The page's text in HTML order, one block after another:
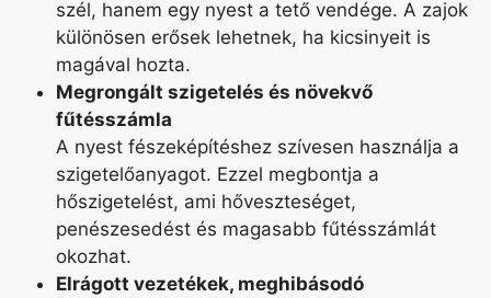
szél, hanem egy nyest a tető vendége. A zajok
különösen erősek lehetnek, ha kicsinyeit is
magával hozta.
Megrongált szigetelés és növekvő
fűtésszámla
A nyest fészeképítéshez szívesen használja a
szigetelőanyagot. Ezzel megbontja a
hőszigetelést, ami hőveszteséget,
penészesedést és magasabb fűtésszámlát
okozhat.
Elrágott vezetékek, meghibásodó